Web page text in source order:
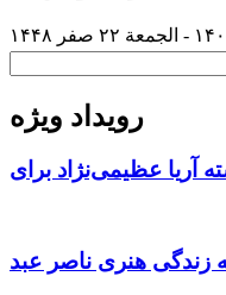
رویداد ویژه